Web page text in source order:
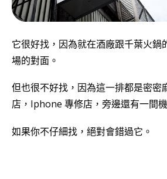
它很好找，因為就在酒廠跟千葉火鍋
場的對面。
但也很不好找，因為這一排都是密密
店，Iphone 專修店，旁邊還有一間
如果你不仔細找，絕對會錯過它。